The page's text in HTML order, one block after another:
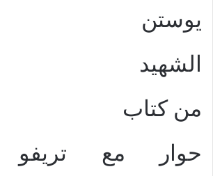
يوستن
الشهيد
من كتاب
حوار مع تريفو